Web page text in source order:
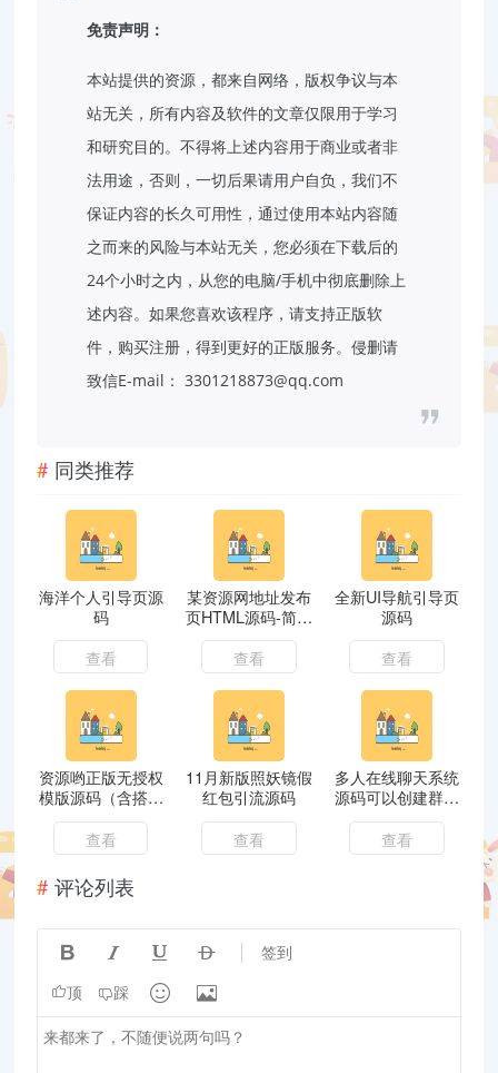
免责声明：
本站提供的资源，都来自网络，版权争议与本
站无关，所有内容及软件的文章仅限用于学习
和研究目的。不得将上述内容用于商业或者非
法用途，否则，一切后果请用户自负，我们不
保证内容的长久可用性，通过使用本站内容随
之而来的风险与本站无关，您必须在下载后的
24个小时之内，从您的电脑/手机中彻底删除上
述内容。如果您喜欢该程序，请支持正版软
件，购买注册，得到更好的正版服务。侵删请
致信E-mail： 3301218873@qq.com
同类推荐
海洋个人引导页源
码
查看
某资源网地址发布
页HTML源码-简洁
美观
查看
全新UI导航引导页
源码
查看
资源哟正版无授权
模版源码（含搭建
教程）
查看
11月新版照妖镜假
红包引流源码
查看
多人在线聊天系统
源码可以创建群，
视频，语音
查看
评论列表
    签到
顶 踩  